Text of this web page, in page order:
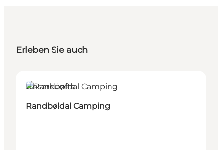
Erleben Sie auch
Unterkünfte
Randbøldal Camping